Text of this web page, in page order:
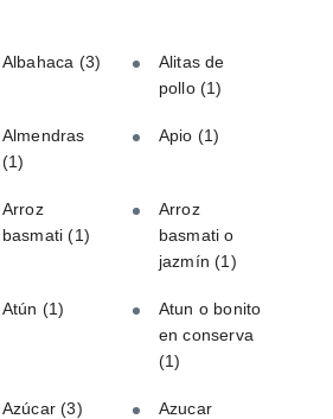
Albahaca (3)
Alitas de
pollo(1)
Almendras
(1)
Apio (1)
Arroz
basmati(1)
Arroz
basmati o
jazmín(1)
Atún (1)
Atun o bonito
en conserva
(1)
Azúcar(3)
Azucar